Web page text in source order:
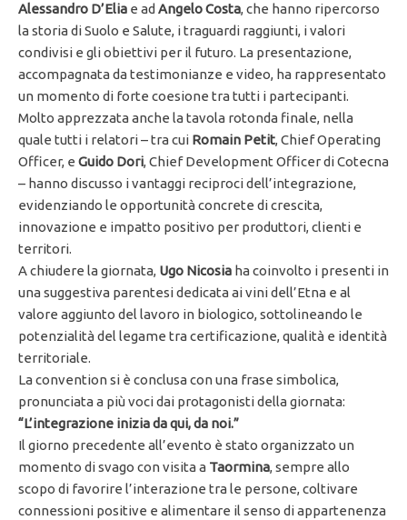
Alessandro D’Elia e ad Angelo Costa, che hanno ripercorso
la storia di Suolo e Salute, i traguardi raggiunti, i valori
condivisi e gli obiettivi per il futuro. La presentazione,
accompagnata da testimonianze e video, ha rappresentato
un momento di forte coesione tra tutti i partecipanti.
Molto apprezzata anche la tavola rotonda finale, nella
quale tutti i relatori – tra cui Romain Petit, Chief Operating
Officer, e Guido Dori, Chief Development Officer di Cotecna
– hanno discusso i vantaggi reciproci dell’integrazione,
evidenziando le opportunità concrete di crescita,
innovazione e impatto positivo per produttori, clienti e
territori.
A chiudere la giornata, Ugo Nicosia ha coinvolto i presenti in
una suggestiva parentesi dedicata ai vini dell’Etna e al
valore aggiunto del lavoro in biologico, sottolineando le
potenzialità del legame tra certificazione, qualità e identità
territoriale.
La convention si è conclusa con una frase simbolica,
pronunciata a più voci dai protagonisti della giornata:
“L’integrazione inizia da qui, da noi.”
Il giorno precedente all’evento è stato organizzato un
momento di svago con visita a Taormina, sempre allo
scopo di favorire l’interazione tra le persone, coltivare
connessioni positive e alimentare il senso di appartenenza